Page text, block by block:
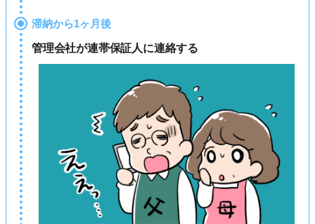
滞納から1ヶ月後
管理会社が連帯保証人に連絡する